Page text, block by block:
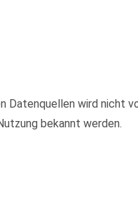
Datenquellen wird nicht
bekannt werden.